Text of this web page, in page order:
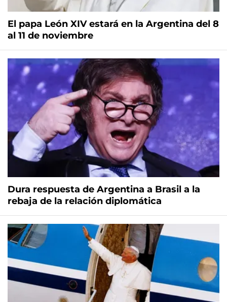
El papa León XIV estará en la Argentina del 8
al 11 de noviembre
Dura respuesta de Argentina a Brasil a la
rebaja de la relación diplomática